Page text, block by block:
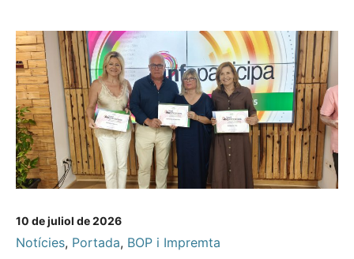
10 de juliol de 2026
Notícies, Portada, BOP i Impremta